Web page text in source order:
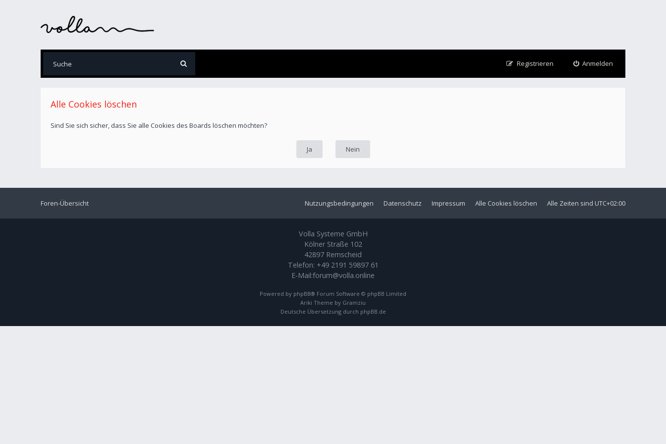
Anmelden
Registrieren
Alle Cookies löschen
Sind Sie sich sicher, dass Sie alle Cookies des Boards löschen möchten?
Foren-Übersicht Alle Zeiten sind UTC+02:00
Alle Cookies löschen
Impressum
Datenschutz
Nutzungsbedingungen
Volla Systeme GmbH
Kölner Straße 102
42897 Remscheid
Telefon: +49 2191 59897 61
E-Mail:forum@volla.online
Powered by phpBB® Forum Software © phpBB Limited
Ariki Theme by Gramziu
Deutsche Übersetzung durch phpBB.de